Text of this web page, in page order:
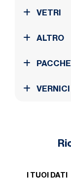
VETRI
ALTRO
VERNICI
I TUOI DATI